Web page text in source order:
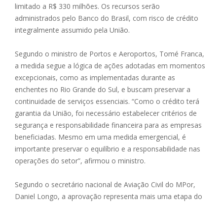
limitado a R$ 330 milhões. Os recursos serão
administrados pelo Banco do Brasil, com risco de crédito
integralmente assumido pela União.
Segundo o ministro de Portos e Aeroportos, Tomé Franca,
a medida segue a lógica de ações adotadas em momentos
excepcionais, como as implementadas durante as
enchentes no Rio Grande do Sul, e buscam preservar a
continuidade de serviços essenciais. “Como o crédito terá
garantia da União, foi necessário estabelecer critérios de
segurança e responsabilidade financeira para as empresas
beneficiadas. Mesmo em uma medida emergencial, é
importante preservar o equilíbrio e a responsabilidade nas
operações do setor”, afirmou o ministro.
Segundo o secretário nacional de Aviação Civil do MPor,
Daniel Longo, a aprovação representa mais uma etapa do